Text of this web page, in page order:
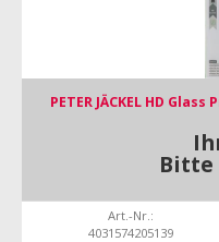
PETER JÄCKEL HD
Bitte
Art.-Nr.:
4031574205139